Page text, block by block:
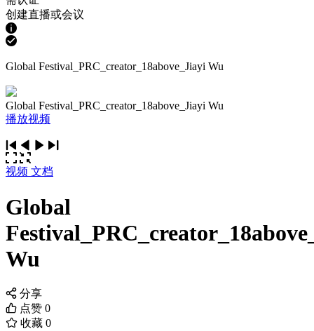
创建直播或会议
Global Festival_PRC_creator_18above_Jiayi Wu
Global Festival_PRC_creator_18above_Jiayi Wu
播放视频
视频 文档
Global
Wu
分享
点赞 0
收藏 0